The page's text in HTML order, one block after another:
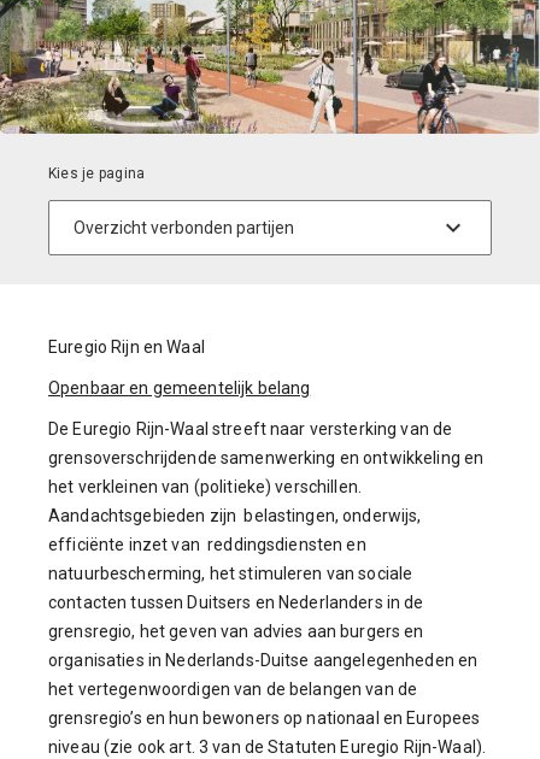
Euregio Rijn en Waal
Openbaar en gemeentelijk belang
De Euregio Rijn-Waal streeft naar versterking van de
grensoverschrijdende samenwerking en ontwikkeling en
het verkleinen van (politieke) verschillen.
Aandachtsgebieden zijn belastingen, onderwijs,
efficiënte inzet van reddingsdiensten en
natuurbescherming, het stimuleren van sociale
contacten tussen Duitsers en Nederlanders in de
grensregio, het geven van advies aan burgers en
organisaties in Nederlands-Duitse aangelegenheden en
het vertegenwoordigen van de belangen van de
grensregio’s en hun bewoners op nationaal en Europees
niveau (zie ook art. 3 van de Statuten Euregio Rijn-Waal).